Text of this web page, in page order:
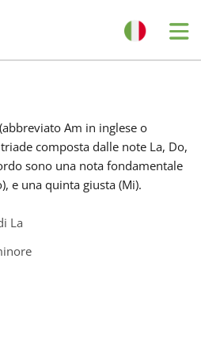
(abbreviato Am in inglese o
composta dalle note La, Do,
sono una nota fondamentale
e una quinta giusta (Mi).
La